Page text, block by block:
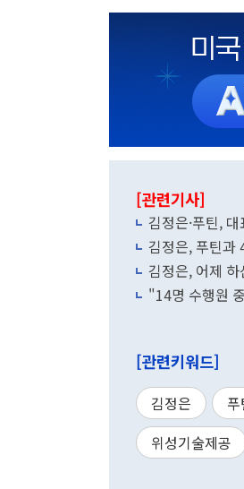
[관련기사]
김정은·푸틴,
김정은, 푸틴과
김정은, 어제
"14명 수행원
[관련키워드]
김정은 푸
위성기술제공